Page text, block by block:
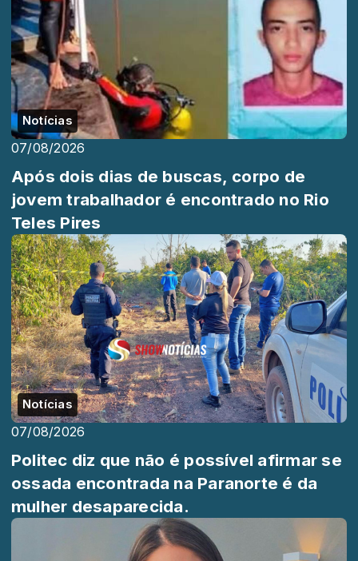
Notícias
07/08/2026
Após dois dias de buscas, corpo de
jovem trabalhador é encontrado no Rio
Teles Pires
Notícias
07/08/2026
Politec diz que não é possível afirmar se
ossada encontrada na Paranorte é da
mulher desaparecida.